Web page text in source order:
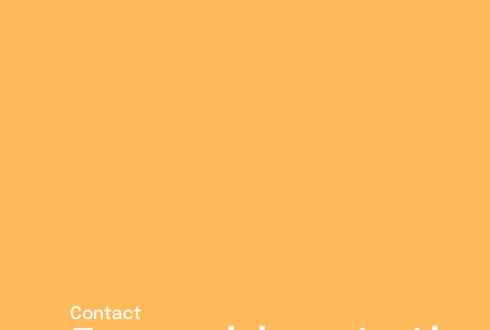
Contact